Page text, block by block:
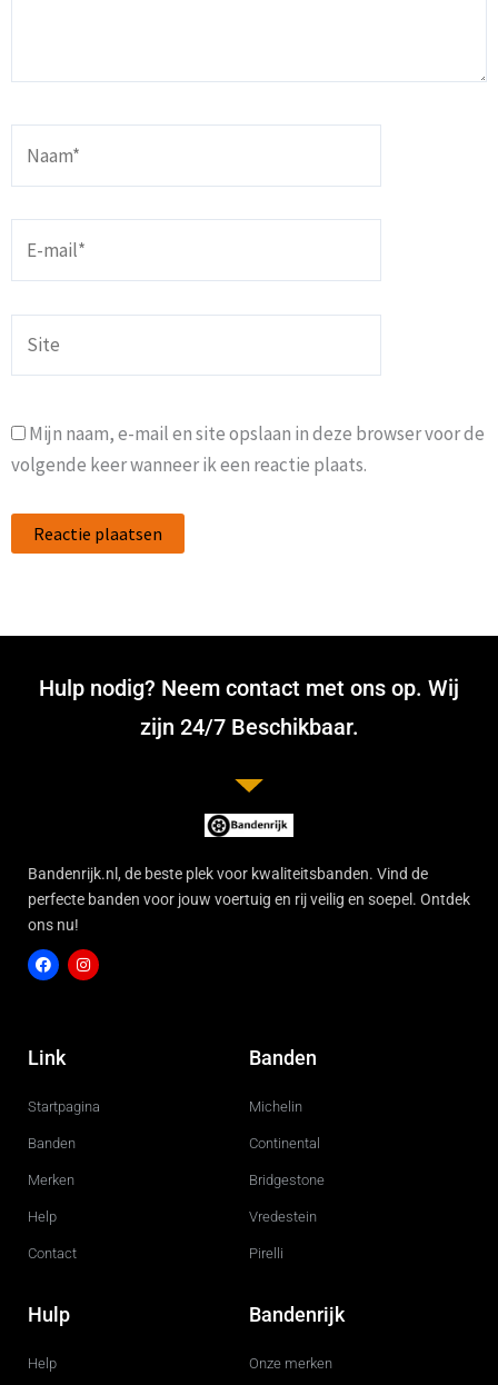
mail*
Mijn naam, e-mail en site opslaan in deze browser voor de
volgende keer wanneer ik een reactie plaats.
Hulp nodig? Neem contact met ons op. Wij
zijn 24/7 Beschikbaar.
Bandenrijk.nl, de beste plek voor kwaliteitsbanden. Vind de
perfecte banden voor jouw voertuig en rij veilig en soepel. Ontdek
ons nu!
c
e
o
g
r
Link
Startpagina
Banden
Merken
Help
Contact
Banden
Michelin
Continental
Bridgestone
Vredestein
Pirelli
Hulp
Help
Bandenrijk
Onze merken